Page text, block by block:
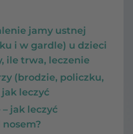
jamy ustnej
i w gardle) u dzieci
ile trwa, leczenie
(brodzie, policzku,
jak leczyć
jak leczyć